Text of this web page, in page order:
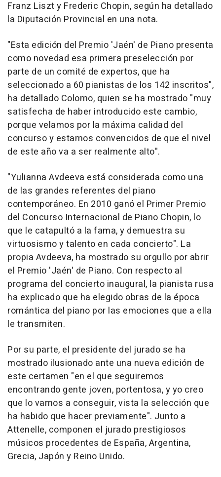
Franz Liszt y Frederic Chopin, según ha detallado
la Diputación Provincial en una nota.
"Esta edición del Premio 'Jaén' de Piano presenta
como novedad esa primera preselección por
parte de un comité de expertos, que ha
seleccionado a 60 pianistas de los 142 inscritos",
ha detallado Colomo, quien se ha mostrado "muy
satisfecha de haber introducido este cambio,
porque velamos por la máxima calidad del
concurso y estamos convencidos de que el nivel
de este año va a ser realmente alto".
"Yulianna Avdeeva está considerada como una
de las grandes referentes del piano
contemporáneo. En 2010 ganó el Primer Premio
del Concurso Internacional de Piano Chopin, lo
que le catapultó a la fama, y demuestra su
virtuosismo y talento en cada concierto". La
propia Avdeeva, ha mostrado su orgullo por abrir
el Premio 'Jaén' de Piano. Con respecto al
programa del concierto inaugural, la pianista rusa
ha explicado que ha elegido obras de la época
romántica del piano por las emociones que a ella
le transmiten.
Por su parte, el presidente del jurado se ha
mostrado ilusionado ante una nueva edición de
este certamen "en el que seguiremos
encontrando gente joven, portentosa, y yo creo
que lo vamos a conseguir, vista la selección que
ha habido que hacer previamente". Junto a
Attenelle, componen el jurado prestigiosos
músicos procedentes de España, Argentina,
Grecia, Japón y Reino Unido.